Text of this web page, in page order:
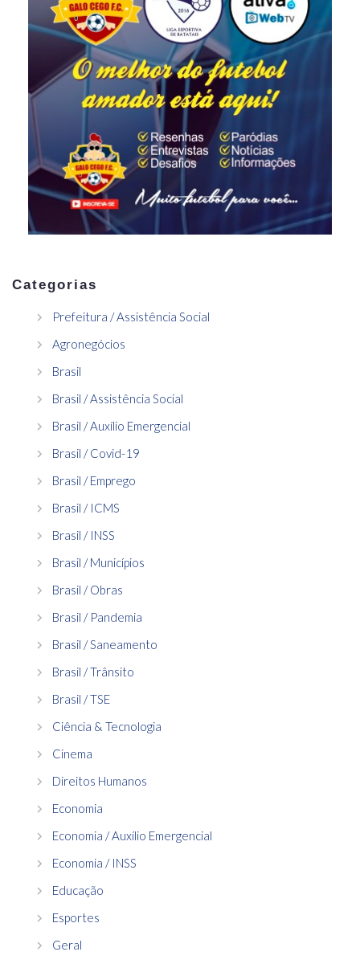
Categorias
Prefeitura / Assistência Social
Agronegócios
Brasil
Brasil / Assistência Social
Brasil / Auxílio Emergencial
Brasil / Covid-19
Brasil / Emprego
Brasil / ICMS
Brasil / INSS
Brasil / Municípios
Brasil / Obras
Brasil / Pandemia
Brasil / Saneamento
Brasil / Trânsito
Brasil / TSE
Ciência & Tecnologia
Cinema
Direitos Humanos
Economia
Economia / Auxílio Emergencial
Economia / INSS
Educação
Esportes
Geral